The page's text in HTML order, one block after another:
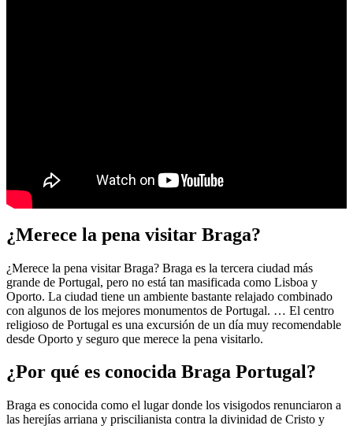
¿Merece la pena visitar Braga?
¿Merece la pena visitar Braga? Braga es la tercera ciudad más
grande de Portugal, pero no está tan masificada como Lisboa y
Oporto. La ciudad tiene un ambiente bastante relajado combinado
con algunos de los mejores monumentos de Portugal. … El centro
religioso de Portugal es una excursión de un día muy recomendable
desde Oporto y seguro que merece la pena visitarlo.
¿Por qué es conocida Braga Portugal?
Braga es conocida como el lugar donde los visigodos renunciaron a
las herejías arriana y priscilianista contra la divinidad de Cristo y